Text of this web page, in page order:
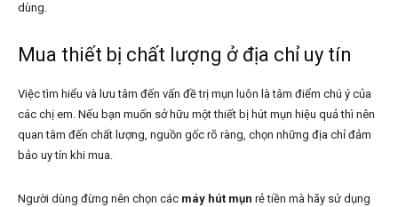
dùng.
Mua thiết bị chất lượng ở địa chỉ uy tín
Việc tìm hiểu và lưu tâm đến vấn đề trị mụn luôn là tâm điểm chú ý của
các chị em. Nếu bạn muốn sở hữu một thiết bị hút mụn hiệu quả thì nên
quan tâm đến chất lượng, nguồn gốc rõ ràng, chọn những địa chỉ đảm
bảo uy tín khi mua.
Người dùng đừng nên chọn các máy hút mụn rẻ tiền mà hãy sử dụng